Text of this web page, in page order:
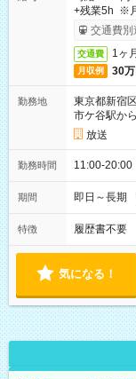
+残業5h ※
取りサービ
交通費別
交通費 1ヶ
月収例 30
勤務地
東京都新宿区
市ケ谷駅か
放送
勤務時間 11:00-20:00
期間 即日～長期
特徴 履歴書不要
気になる！